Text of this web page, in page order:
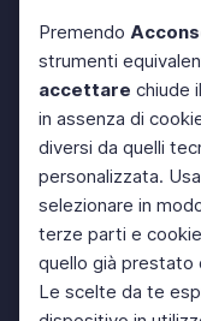
Premendo
strumenti
accettare chiude
in assenza di
diversi da quelli
personalizzata.
selezionare in
terze parti e
quello già
Le scelte da te